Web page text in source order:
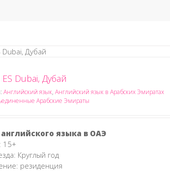
Dubai, Дубай
Английский язык, Английский язык в Арабских Эмиратах
Арабские Эмираты
языка в ОАЭ
15+
Круглый год
резиденция
Школа Sunny School of Cyprus, Кипр
язык Английский язык на Кипре Учеба на Кипре